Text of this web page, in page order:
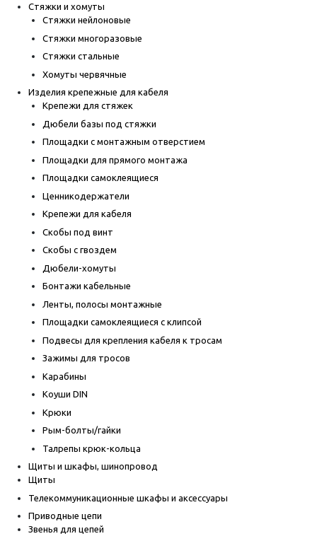
Стяжки и хомуты
Стяжки нейлоновые
Стяжки многоразовые
Стяжки стальные
Хомуты червячные
Изделия крепежные для кабеля
Крепежи для стяжек
Дюбели базы под стяжки
Площадки с монтажным отверстием
Площадки для прямого монтажа
Площадки самоклеящиеся
Ценникодержатели
Крепежи для кабеля
Скобы под винт
Скобы с гвоздем
Дюбели-хомуты
Бонтажи кабельные
Ленты, полосы монтажные
Площадки самоклеящиеся с клипсой
Подвесы для крепления кабеля к тросам
Зажимы для тросов
Карабины
Коуши DIN
Крюки
Рым-болты/гайки
Талрепы крюк-кольца
Щиты и шкафы, шинопровод
Щиты
Телекоммуникационные шкафы и аксессуары
Приводные цепи
Звенья для цепей